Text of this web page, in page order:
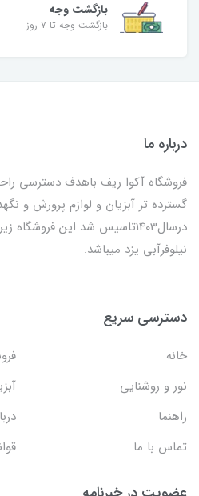
بازگشت وجه
بازگشت وجه تا ۷ روز
درباره ما
فروشگاه آکوا ریف باهدف دسترسی
گسترده تر آبزیان و لوازم پرورش و
درسال1403تاسیس شد این
نیلوفرآبی یزد میباشد.
دسترسی سریع
خانه
نور و روشنایی
راهنما
تماس با ما